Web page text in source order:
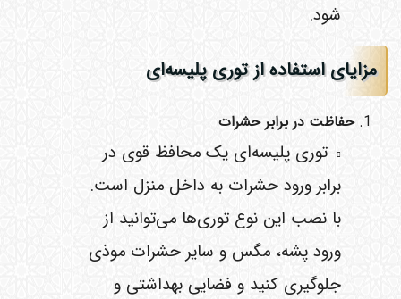
شود.
مزایای استفاده از توری پلیسه‌ای
حفاظت در برابر حشرات
توری پلیسه‌ای یک محافظ قوی در
برابر ورود حشرات به داخل منزل است.
با نصب این نوع توری‌ها می‌توانید از
ورود پشه، مگس و سایر حشرات موذی
جلوگیری کنید و فضایی بهداشتی و